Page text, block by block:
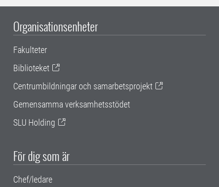
Organisationsenheter
Fakulteter
Biblioteket
Centrumbildningar och samarbetsprojekt
Gemensamma verksamhetsstödet
SLU Holding
För dig som är
Chef/ledare